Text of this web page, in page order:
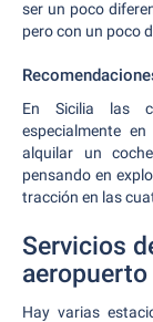
ser un poco
pero con un poco
En Sicilia las
especialmente
alquilar un
pensando en
tracción en las
Servicios
aeropuerto
Hay varias